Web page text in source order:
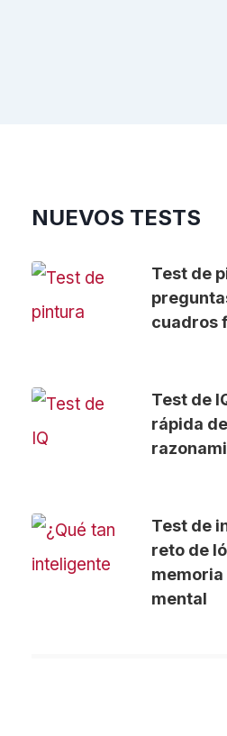
NUEVOS TESTS
Test de
cuadros
Test de
rápida
Test de
reto de
mental